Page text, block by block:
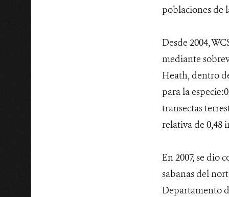
poblaciones de
Desde 2004,
mediante
Heath, dentro
para la
transectas
relativa de 0,48
En 2007, se dio
sabanas del
Departamento